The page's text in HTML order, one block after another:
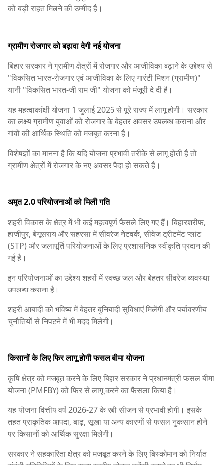
को बड़ी राहत मिलने की उम्मीद है।
ग्रामीण रोजगार को बढ़ावा देगी नई योजना
बिहार सरकार ने ग्रामीण क्षेत्रों में रोजगार और आजीविका बढ़ाने के उद्देश्य से
"विकसित भारत-रोजगार एवं आजीविका के लिए गारंटी मिशन (ग्रामीण)"
यानी "विकसित भारत-जी राम जी" योजना को मंजूरी दे दी है।
यह महत्वाकांक्षी योजना 1 जुलाई 2026 से पूरे राज्य में लागू होगी। सरकार
का लक्ष्य ग्रामीण युवाओं को रोजगार के बेहतर अवसर उपलब्ध कराना और
गांवों की आर्थिक स्थिति को मजबूत करना है।
विशेषज्ञों का मानना है कि यदि योजना प्रभावी तरीके से लागू होती है तो
ग्रामीण क्षेत्रों में रोजगार के नए अवसर पैदा हो सकते हैं।
अमृत 2.0 परियोजनाओं को मिली गति
शहरी विकास के क्षेत्र में भी कई महत्वपूर्ण फैसले लिए गए हैं। बिहारशरीफ,
हाजीपुर, बेगूसराय और सहरसा में सीवरेज नेटवर्क, सीवेज ट्रीटमेंट प्लांट
(STP) और जलापूर्ति परियोजनाओं के लिए प्रशासनिक स्वीकृति प्रदान की
गई है।
इन परियोजनाओं का उद्देश्य शहरों में स्वच्छ जल और बेहतर सीवरेज व्यवस्था
उपलब्ध कराना है।
शहरी आबादी को भविष्य में बेहतर बुनियादी सुविधाएं मिलेंगी और पर्यावरणीय
चुनौतियों से निपटने में भी मदद मिलेगी।
किसानों के लिए फिर लागू होगी फसल बीमा योजना
कृषि क्षेत्र को मजबूत करने के लिए बिहार सरकार ने प्रधानमंत्री फसल बीमा
योजना (PMFBY) को फिर से लागू करने का फैसला किया है।
यह योजना वित्तीय वर्ष 2026-27 के रबी सीजन से प्रभावी होगी। इसके
तहत प्राकृतिक आपदा, बाढ़, सूखा या अन्य कारणों से फसल नुकसान होने
पर किसानों को आर्थिक सुरक्षा मिलेगी।
सरकार ने सहकारिता क्षेत्र को मजबूत करने के लिए बिस्कोमान को निर्यात